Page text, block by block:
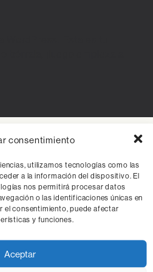
consentimiento
utilizamos tecnologías como las
a la información del dispositivo. El
nos permitirá procesar datos
o las identificaciones únicas en
el consentimiento, puede afectar
y funciones.
Aceptar